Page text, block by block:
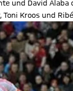
und David
Kroos und